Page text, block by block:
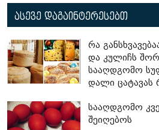
ასევე დაგაინტერესებთ
რა
და კულიჩს
სააღდგომო
დალი ცატავას
სააღდგომო
შეიღებოს